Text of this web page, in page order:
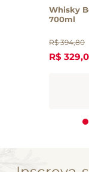
Whisky
700ml
R$ 394,80
R$ 329,